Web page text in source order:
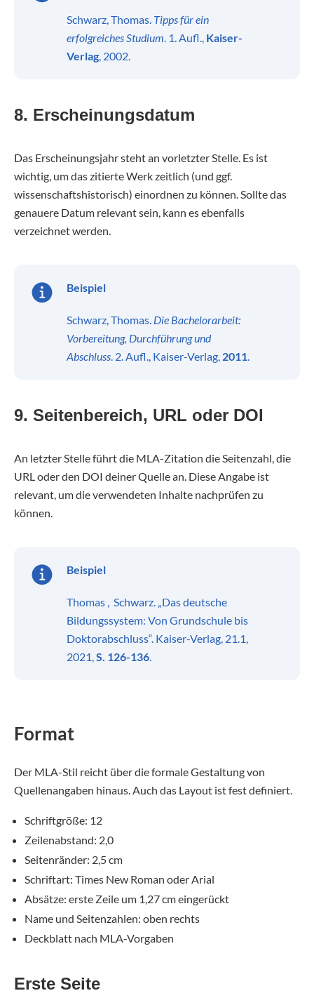
Schwarz, Thomas. Tipps für ein
erfolgreiches Studium. 1. Aufl., Kaiser-
Verlag, 2002.
8. Erscheinungsdatum
Das Erscheinungsjahr steht an vorletzter Stelle. Es ist
wichtig, um das zitierte Werk zeitlich (und ggf.
wissenschaftshistorisch) einordnen zu können. Sollte das
genauere Datum relevant sein, kann es ebenfalls
verzeichnet werden.
Beispiel
Schwarz, Thomas. Die Bachelorarbeit:
Vorbereitung, Durchführung und
Abschluss. 2. Aufl., Kaiser-Verlag, 2011.
9. Seitenbereich, URL oder DOI
An letzter Stelle führt die MLA-Zitation die Seitenzahl, die
URL oder den DOI deiner Quelle an. Diese Angabe ist
relevant, um die verwendeten Inhalte nachprüfen zu
können.
Beispiel
Thomas , Schwarz. „Das deutsche
Bildungssystem: Von Grundschule bis
Doktorabschluss“. Kaiser-Verlag, 21.1,
2021,S. 126-136.
Format
Der MLA-Stil reicht über die formale Gestaltung von
Quellenangaben hinaus. Auch das Layout ist fest definiert.
Schriftgröße: 12
Zeilenabstand: 2,0
Seitenränder: 2,5 cm
Schriftart: Times New Roman oder Arial
Absätze: erste Zeile um 1,27 cm eingerückt
Name und Seitenzahlen: oben rechts
Deckblatt nach MLA-Vorgaben
Erste Seite